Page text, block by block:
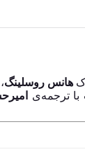
هانس روسلینگ،
ترجمه‌ی